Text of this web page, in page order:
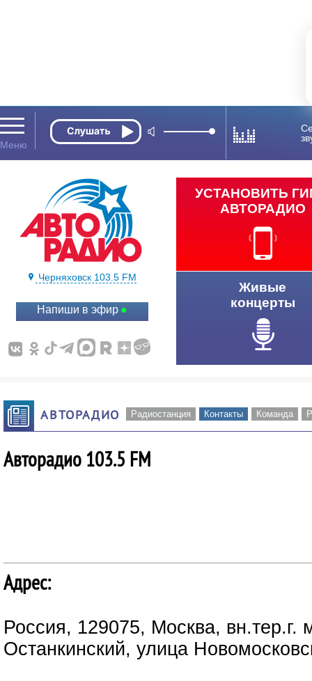
Черняховск 103.5 FM
Напиши в эфир
УСТАНОВИТЬ
АВТОРАДИО
Живые
концерты
АВТОРАДИО Радиостанция Контакты Команда
Авторадио 103.5 FM
Адрес:
Россия, 129075, Москва, вн.тер.г.
Останкинский, улица